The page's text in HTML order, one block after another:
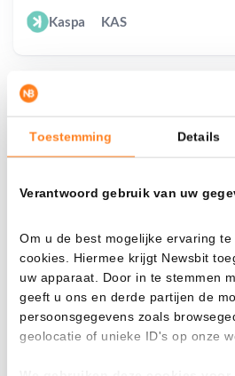
Toestemming Details
Verantwoord gebruik van uw
Om u de best mogelijke ervaring
cookies. Hiermee krijgt Newsbit
uw apparaat. Door in te stemmen
geeft u ons en derde partijen de
persoonsgegevens zoals
geolocatie of unieke ID's op onze
¿Qué pasa
Mira cuánto valor tendrías
Había invertido En
Cada
$
Kaspa KAS